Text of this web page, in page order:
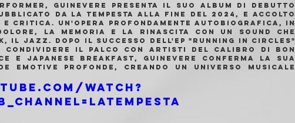
Guinevere presenta il suo album di debutto
pubblicato da La Tempesta alla fine del 2024, e accolto
e critica. Un'opera profondamente autobiografica, in
la memoria e la rinascita con un sound che
jazz. Dopo il successo dell'EP "Running In Circles"
condividere il palco con artisti del calibro di Bon
e Japanese Breakfast, Guinevere conferma la sua
emotive profonde, creando un universo musicale
watch?